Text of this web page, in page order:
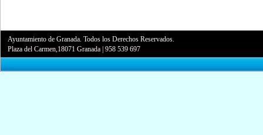
Ayuntamiento de Granada. Todos los Derechos Reservados.
Plaza del Carmen,18071 Granada |958 539 697